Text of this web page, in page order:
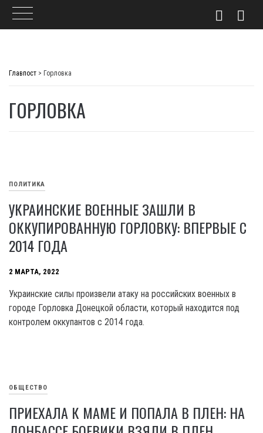
Главпост > Горловка
ГОРЛОВКА
ПОЛИТИКА
УКРАИНСКИЕ ВОЕННЫЕ ЗАШЛИ В
ОККУПИРОВАННУЮ ГОРЛОВКУ: ВПЕРВЫЕ С
2014 ГОДА
2 МАРТА, 2022
Украинские силы произвели атаку на российских военных в
городе Горловка Донецкой области, который находится под
контролем оккупантов с 2014 года.
ОБЩЕСТВО
ПРИЕХАЛА К МАМЕ И ПОПАЛА В ПЛЕН: НА